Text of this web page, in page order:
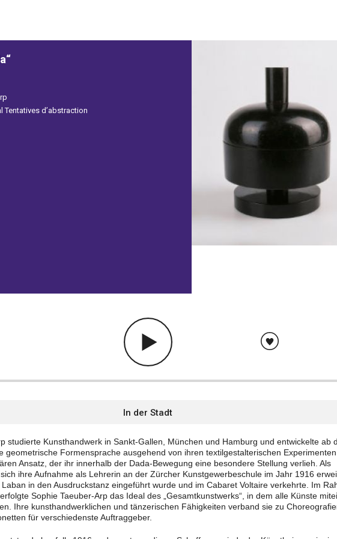
Tentatives d’abstraction
In der Stadt
studierte Kunsthandwerk in Sankt-Gallen, München und Hamburg und entwickelte ab
geometrische Formensprache ausgehend von ihren textilgestalterischen
Ansatz, der ihr innerhalb der Dada-Bewegung eine besondere Stellung verlieh. Als
ihre Aufnahme als Lehrerin an der Zürcher Kunstgewerbeschule im Jahr 1916
in den Ausdruckstanz eingeführt wurde und im Cabaret Voltaire verkehrte. Im
Sophie Taeuber-Arp das Ideal des „Gesamtkunstwerks“, in dem alle Künste
Ihre kunsthandwerklichen und tänzerischen Fähigkeiten verband sie zu
für verschiedenste Auftraggeber.